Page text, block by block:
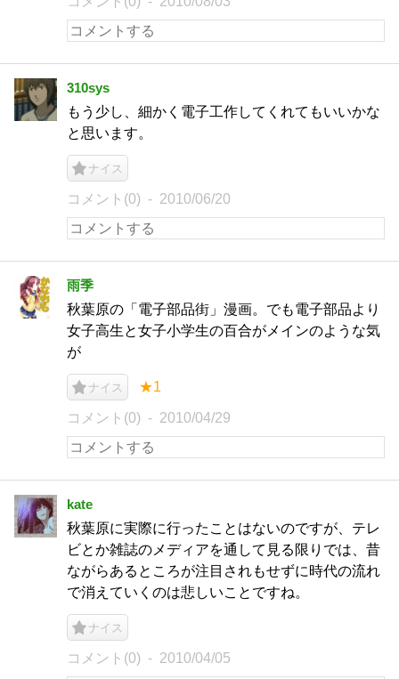
310sys
もう少し、細かく電子工作してくれてもいいかな
と思います。
ナイス
コメント(0) 2010/06/20
雨季
秋葉原の「電子部品街」漫画。でも電子部品より
女子高生と女子小学生の百合がメインのような気
が
ナイス ★1
コメント(0) 2010/04/29
kate
秋葉原に実際に行ったことはないのですが、テレ
ビとか雑誌のメディアを通して見る限りでは、昔
ながらあるところが注目されもせずに時代の流れ
で消えていくのは悲しいことですね。
ナイス
コメント(0) 2010/04/05